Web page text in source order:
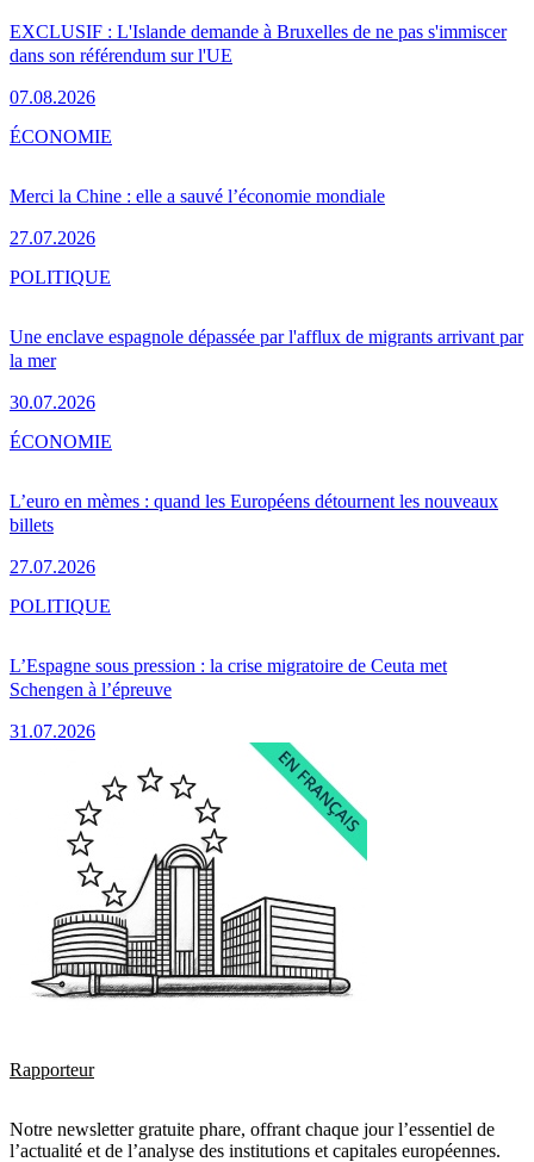
EXCLUSIF : L'Islande demande à Bruxelles de ne pas s'immiscer
dans son référendum sur l'UE
07.08.2026
Merci la Chine : elle a sauvé l’économie mondiale
27.07.2026
ÉCONOMIE
Une enclave espagnole dépassée par l'afflux de migrants arrivant par
la mer
30.07.2026
POLITIQUE
L’euro en mèmes : quand les Européens détournent les nouveaux
billets
27.07.2026
ÉCONOMIE
L’Espagne sous pression : la crise migratoire de Ceuta met
Schengen à l’épreuve
31.07.2026
POLITIQUE
Rapporteur
Notre newsletter gratuite phare, offrant chaque jour l’essentiel de
l’actualité et de l’analyse des institutions et capitales européennes.